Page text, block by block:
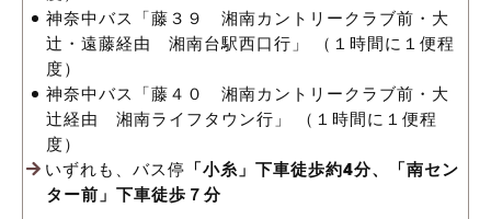
神奈中バス「藤３９ 湘南カントリークラブ前・大
辻・遠藤経由 湘南台駅西口行」 （１時間に１便程
度）
神奈中バス「藤４０ 湘南カントリークラブ前・大
辻経由 湘南ライフタウン行」 （１時間に１便程
度）
いずれも、バス停 「小糸」下車徒歩約4分、「南セン
ター前」下車徒歩７分